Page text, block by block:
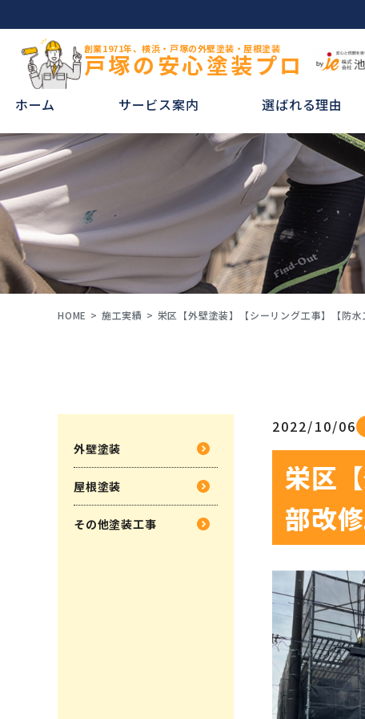
創業1971年、横浜・戸塚の外壁塗装・屋根塗装
戸塚の安心塗装プロ
ホーム サービス案内 選ばれる理由
HOME 施工実績 栄区【外壁塗装】【シーリング工事】【防
外壁塗装
屋根塗装
その他塗装工事
2022/10/06
栄区
部改